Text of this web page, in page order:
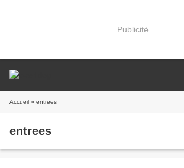
Publicité
Accueil » entrees
entrees